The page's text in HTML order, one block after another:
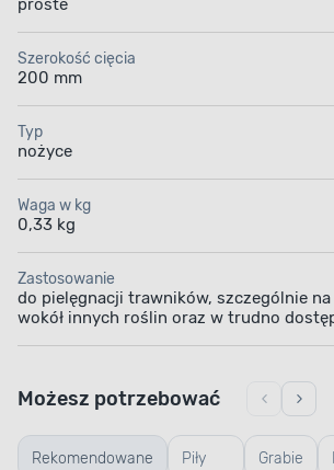
proste
Szerokość cięcia
200 mm
Typ
nożyce
Waga w kg
0,33 kg
Zastosowanie
do pielęgnacji trawników, szczególnie
wokół innych roślin oraz w trudno
Rekomendowane Piły Grabie
Możesz potrzebować